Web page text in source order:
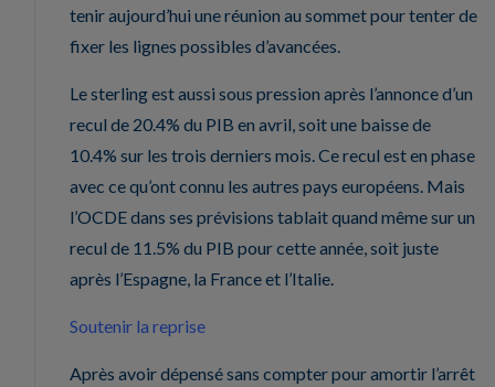
tenir aujourd’hui une réunion au sommet pour tenter de
fixer les lignes possibles d’avancées.
Le sterling est aussi sous pression après l’annonce d’un
recul de 20.4% du PIB en avril, soit une baisse de
10.4% sur les trois derniers mois. Ce recul est en phase
avec ce qu’ont connu les autres pays européens. Mais
l’OCDE dans ses prévisions tablait quand même sur un
recul de 11.5% du PIB pour cette année, soit juste
après l’Espagne, la France et l’Italie.
Soutenir la reprise
Après avoir dépensé sans compter pour amortir l’arrêt